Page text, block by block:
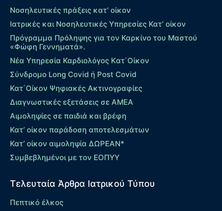
Νοσηλευτικές πράξεις κατ’ οίκον
Ιατρικές και Νοσηλευτικές Υπηρεσίες Κατ’ οίκον
Πρόγραμμα Πρόληψης για τον Καρκίνο του Μαστού
«Φώφη Γεννηματά».
Νέα Υπηρεσία Καρδιολόγος Kατ΄Οίκον
Σύνδρομο Long Covid ή Post Covid
Κατ΄Οίκον Ψηφιακές Ακτινογραφίες
Διαγνωστικές εξετάσεις σε ΑΜΕΑ
Αιμοληψίες σε παιδιά και βρέφη
Κατ’ οίκον παράδοση αποτελεσμάτων
Κατ’ οίκον αιμοληψία ΔΩΡΕΑΝ*
Συμβεβλημένοι με τον ΕΟΠΥΥ
Τελευταία Άρθρα Ιατρικού Τύπου
Πεπτικό έλκος